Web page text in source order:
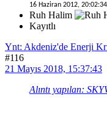
16 Haziran 2012, 20:02:34
Ruh Halim
Kayıtlı
Ynt: Akdeniz'de Enerji
#116
21 Mayıs 2018, 15:37:43
Alıntı yapılan: